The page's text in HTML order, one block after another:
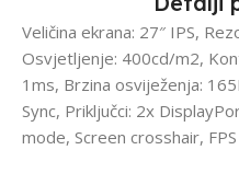
Veličina ekrana: 27″ IPS,
Osvjetljenje: 400cd/m2,
1ms, Brzina osviježenja:
Sync, Priključci: 2x
mode, Screen crosshair,